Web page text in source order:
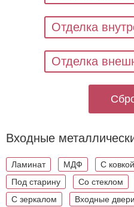
Отделка
Отделка
Входные
Ламинат МДФ С ковкой
Под старину
Со стеклом
С зеркалом
Входные